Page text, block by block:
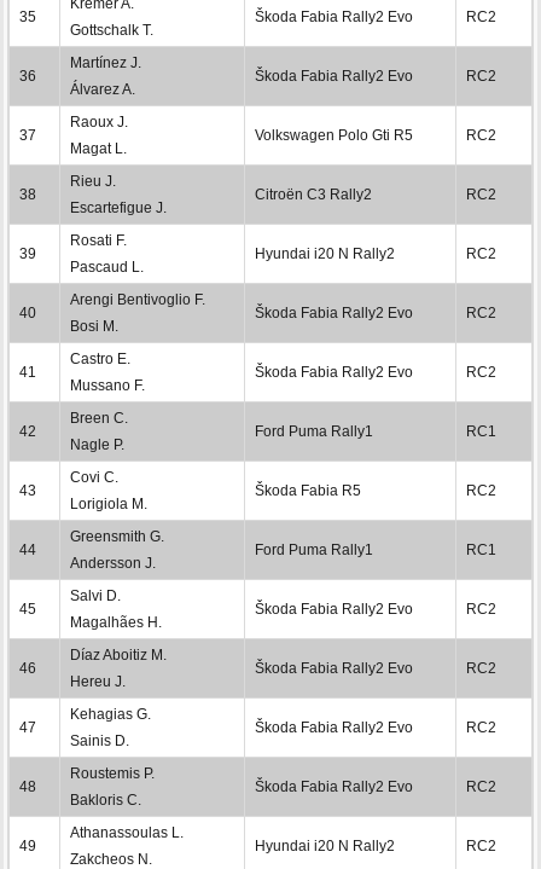
35
Kremer A.
Gottschalk T.
Škoda Fabia Rally2 Evo RC2
36
Martínez J.
Álvarez A.
Škoda Fabia Rally2 Evo RC2
37
Raoux J.
Magat L.
Volkswagen Polo Gti R5 RC2
38
Rieu J.
Escartefigue J.
Citroën C3 Rally2 RC2
39
Rosati F.
Pascaud L.
Hyundai i20 N Rally2 RC2
40
Arengi Bentivoglio F.
Bosi M.
Škoda Fabia Rally2 Evo RC2
41
Castro E.
Mussano F.
Škoda Fabia Rally2 Evo RC2
42
Breen C.
Nagle P.
Ford Puma Rally1 RC1
43
Covi C.
Lorigiola M.
Škoda Fabia R5 RC2
44
Greensmith G.
Andersson J.
Ford Puma Rally1 RC1
45
Salvi D.
Magalhães H.
Škoda Fabia Rally2 Evo RC2
46
Díaz Aboitiz M.
Hereu J.
Škoda Fabia Rally2 Evo RC2
47
Kehagias G.
Sainis D.
Škoda Fabia Rally2 Evo RC2
48
Roustemis P.
Bakloris C.
Škoda Fabia Rally2 Evo RC2
49
Athanassoulas L.
Zakcheos N.
Hyundai i20 N Rally2 RC2